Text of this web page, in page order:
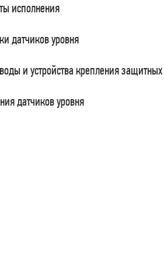
исполнения
датчиков уровня
и устройства крепления
датчиков уровня